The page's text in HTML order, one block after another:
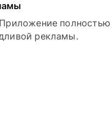
полностью
рекламы.